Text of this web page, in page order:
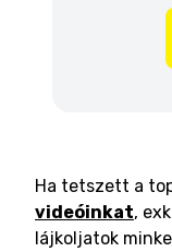
Ha tetszett a
videóinkat,
lájkoljatok